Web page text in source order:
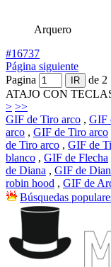
Arquero
#16737
Página siguiente
Pagina
de 2
ATAJO CON
> >>
GIF de Tiro arco , GIF
arco , GIF de Tiro arco
de Tiro arco , GIF de
blanco , GIF de Flecha
de Diana , GIF de
robin hood , GIF de
Búsquedas